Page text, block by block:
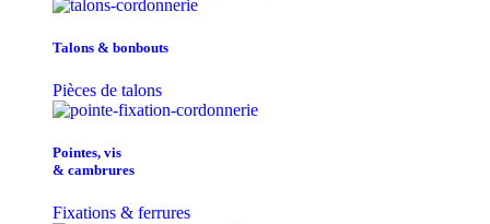
Talons & bonbouts
Pièces de talons
Pointes, vis
& cambrures
Fixations & ferrures